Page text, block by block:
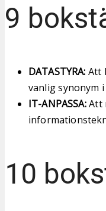
9
DATASTYRA: Att
vanlig synonym
IT-ANPASSA:Att
10